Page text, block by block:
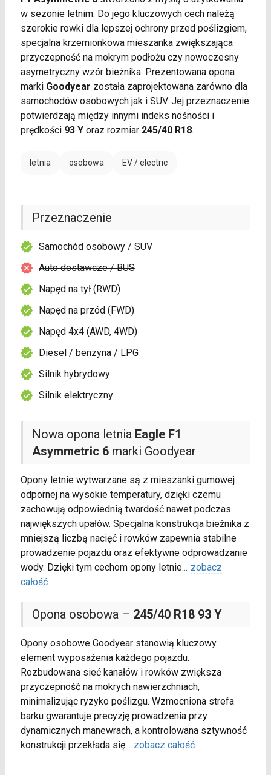
w sezonie letnim. Do jego kluczowych cech należą
szerokie rowki dla lepszej ochrony przed poślizgiem,
specjalna krzemionkowa mieszanka zwiększająca
przyczepność na mokrym podłożu czy nowoczesny
asymetryczny wzór bieżnika. Prezentowana opona
marki Goodyear została zaprojektowana zarówno dla
samochodów osobowych jak i SUV. Jej przeznaczenie
potwierdzają między innymi indeks nośności i
prędkości 93 Yoraz rozmiar 245/40 R18.
letnia osobowa EV / electric
Nowa opona letnia Eagle F1
Asymmetric 6marki Goodyear
Opony letnie wytwarzane są z mieszanki gumowej
odpornej na wysokie temperatury, dzięki czemu
zachowują odpowiednią twardość nawet podczas
największych upałów. Specjalna konstrukcja bieżnika z
mniejszą liczbą nacięć i rowków zapewnia stabilne
prowadzenie pojazdu oraz efektywne odprowadzanie
wody. Dzięki tym cechom opony letnie... zobacz
całość
Opona osobowa – 245/40 R18 93 Y
Opony osobowe Goodyear stanowią kluczowy
element wyposażenia każdego pojazdu.
Rozbudowana sieć kanałów i rowków zwiększa
przyczepność na mokrych nawierzchniach,
minimalizując ryzyko poślizgu. Wzmocniona strefa
barku gwarantuje precyzję prowadzenia przy
dynamicznych manewrach, a kontrolowana sztywność
konstrukcji przekłada się... zobacz całość
Przeznaczenie
Samochód osobowy / SUV
Auto dostawcze / BUS
Napęd na tył (RWD)
Napęd na przód (FWD)
Napęd 4x4 (AWD, 4WD)
Diesel / benzyna / LPG
Silnik hybrydowy
Silnik elektryczny